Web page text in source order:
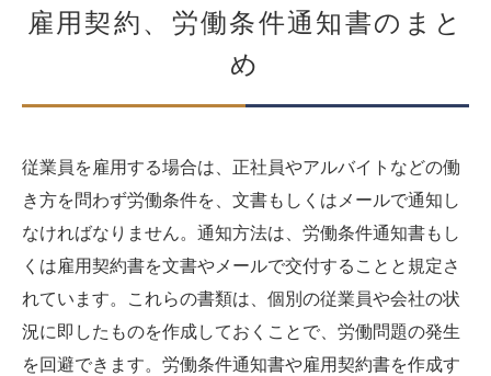
雇用契約、労働条件通知書のまと
め
従業員を雇用する場合は、正社員やアルバイトなどの働
き方を問わず労働条件を、文書もしくはメールで通知し
なければなりません。通知方法は、労働条件通知書もし
くは雇用契約書を文書やメールで交付することと規定さ
れています。これらの書類は、個別の従業員や会社の状
況に即したものを作成しておくことで、労働問題の発生
を回避できます。労働条件通知書や雇用契約書を作成す